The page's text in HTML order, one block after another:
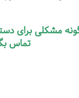
مشکلی برای
تماس